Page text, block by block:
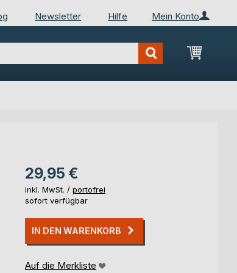
Mein Konto
Newsletter Hilfe
Mein
29,95 €
inkl. MwSt. / portofrei
sofort verfügbar
IN DEN WARENKORB
Auf die Merkliste